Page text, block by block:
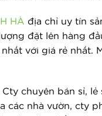
HÀ địa chỉ uy tín
đặt lên hàng
với giá rẻ nhất.
Cty chuyên bán sỉ, lẻ
các nhà vườn, cty